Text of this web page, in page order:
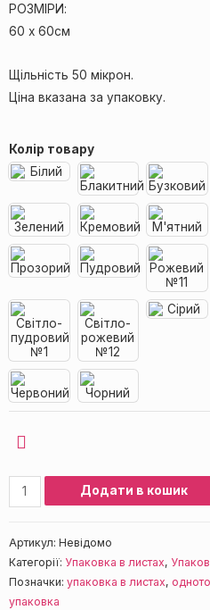
РОЗМІРИ:
60 х 60см
Щільність 50 мікрон.
Ціна вказана за упаковку.
Колір товару
Додати в кошик
Артикул: Невідомо
Категорії: Упаковка в листах,
Позначки: упаковка в листах,
упаковка